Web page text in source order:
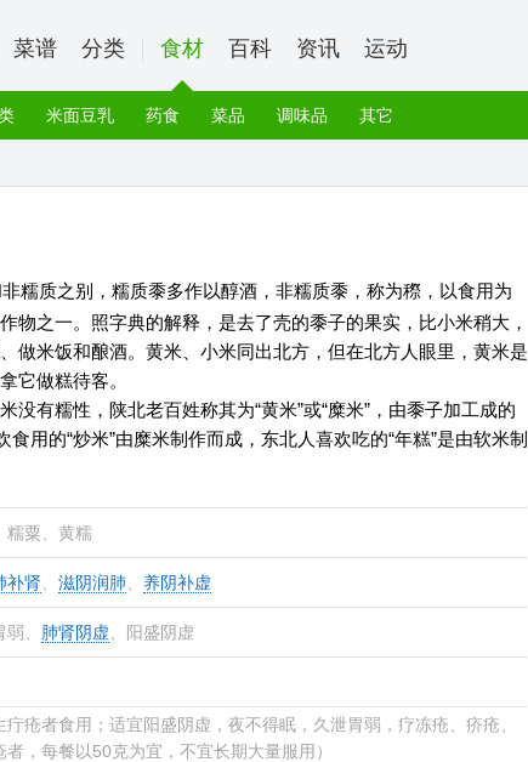
菜谱 分类 食材 百科 资讯 运动
米面豆乳 药食 菜品 调味品 其它
糯质之别，糯质黍多作以醇酒，非糯质黍，称为穄，以食用为
物之一。照字典的解释，是去了壳的黍子的果实，比小米稍大，
做米饭和酿酒。黄米、小米同出北方，但在北方人眼里，黄米是
它做糕待客。
有糯性，陕北老百姓称其为“黄米”或“糜米”，由黍子加工成的
用的“炒米”由糜米制作而成，东北人喜欢吃的“年糕”是由软米制
糯粟、黄糯
补肾 滋阴润肺 养阴补虚
弱、 肺肾阴虚 、阳盛阴虚
疮者食用；适宜阳盛阴虚，夜不得眠，久泄胃弱，疗冻疮、疥疮、
，每餐以50克为宜，不宜长期大量服用）